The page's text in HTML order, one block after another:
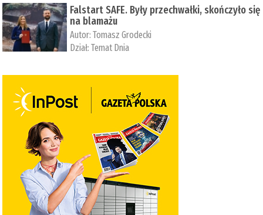
Falstart SAFE. Były przechwałki, skończyło się
na blamażu
Autor:Tomasz Grodecki
Dział:Temat Dnia